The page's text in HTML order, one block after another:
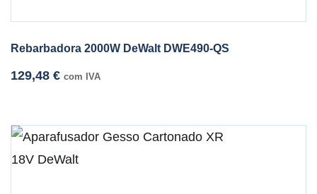
Rebarbadora 2000W DeWalt DWE490-QS
129,48 € com IVA